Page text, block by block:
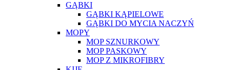
GĄBKI
GĄBKI KĄPIELOWE
GĄBKI DO MYCIA NACZYŃ
MOPY
MOP SZNURKOWY
MOP PASKOWY
MOP Z MIKROFIBRY